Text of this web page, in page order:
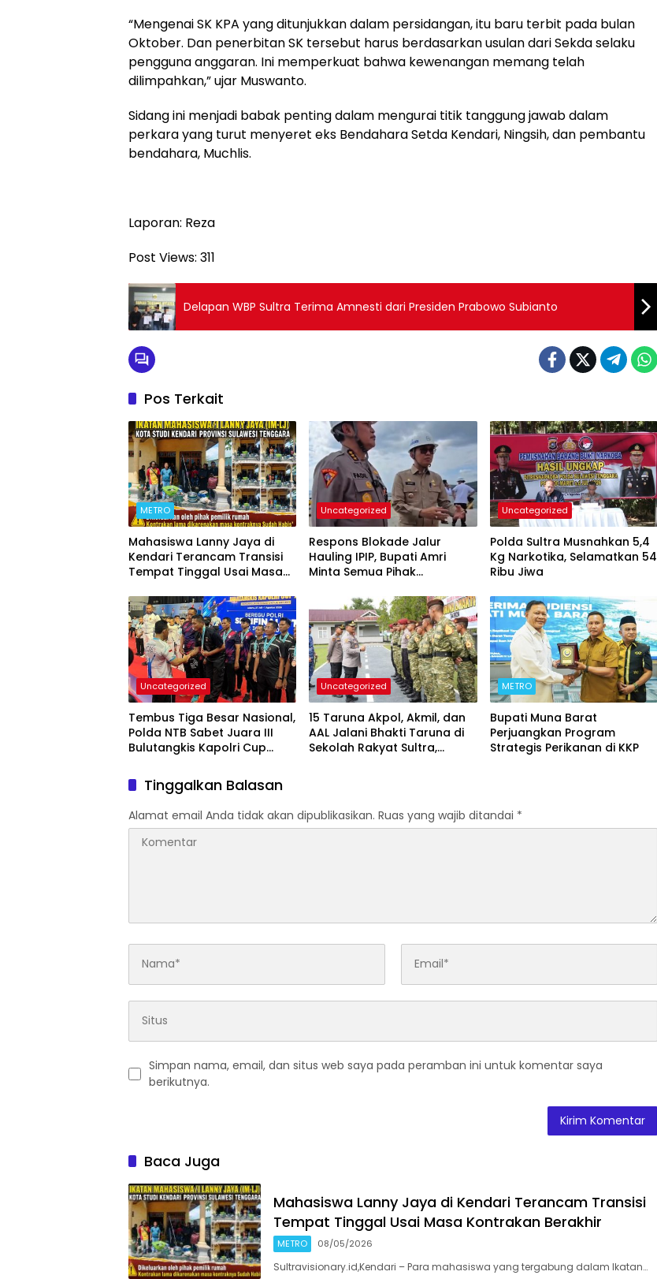
“Mengenai SK KPA yang ditunjukkan dalam persidangan, itu baru terbit pada bulan
Oktober. Dan penerbitan SK tersebut harus berdasarkan usulan dari Sekda selaku
pengguna anggaran. Ini memperkuat bahwa kewenangan memang telah
dilimpahkan,” ujar Muswanto.
Sidang ini menjadi babak penting dalam mengurai titik tanggung jawab dalam
perkara yang turut menyeret eks Bendahara Setda Kendari, Ningsih, dan pembantu
bendahara, Muchlis.
Laporan: Reza
Post Views: 311
Delapan WBP Sultra Terima Amnesti dari Presiden Prabowo Subianto
Pos Terkait
METRO
Mahasiswa Lanny Jaya di
Kendari Terancam Transisi
Tempat Tinggal Usai Masa
Uncategorized
Respons Blokade Jalur
Hauling IPIP, Bupati Amri
Minta Semua Pihak
Kepastian Hukum
Uncategorized
Polda Sultra Musnahkan 5,4
Kg Narkotika, Selamatkan 54
Ribu Jiwa
Uncategorized
Tembus Tiga Besar Nasional,
Polda NTB Sabet Juara III
Bulutangkis Kapolri Cup
Uncategorized
15 Taruna Akpol, Akmil, dan
AAL Jalani Bhakti Taruna di
Sekolah Rakyat Sultra,
METRO
Bupati Muna Barat
Perjuangkan Program
Strategis Perikanan di KKP
Tinggalkan Balasan
Alamat email Anda tidak akan dipublikasikan. Ruas yang wajib ditandai *
Simpan nama, email, dan situs web saya pada peramban ini untuk komentar saya
berikutnya.
Baca Juga
Mahasiswa Lanny Jaya di Kendari Terancam Transisi
Tempat Tinggal Usai Masa Kontrakan Berakhir
METRO 08/05/2026
Sultravisionary.id,Kendari – Para mahasiswa yang tergabung dalam Ikatan…